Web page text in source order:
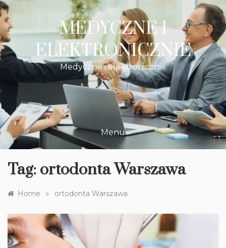
Skip
to
content
MEDYCZNE I
ELEKTRONICZNIE
Medyczne i elektronicznie
Menu
Tag: ortodonta Warszawa
Home » ortodonta Warszawa